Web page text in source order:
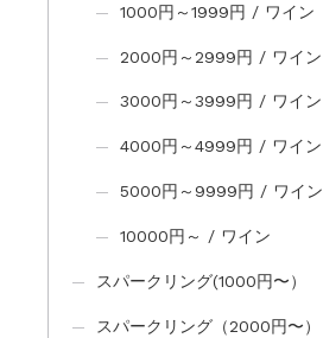
1000円～1999円 / ワイン
2000円～2999円 / ワイン
3000円～3999円 / ワイン
4000円～4999円 / ワイン
5000円～9999円 / ワイン
10000円～ / ワイン
スパークリング(1000円〜）
スパークリング（2000円〜）